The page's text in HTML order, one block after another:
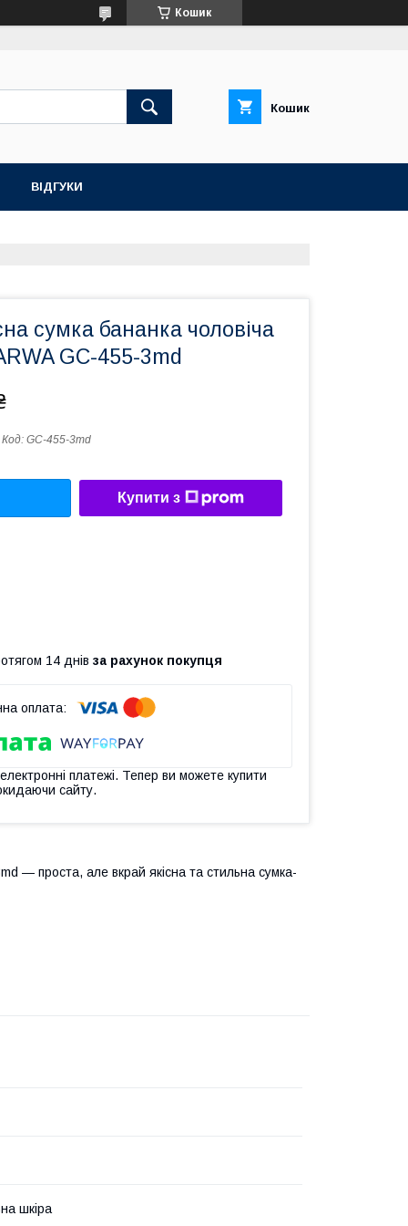
Кошик
Кошик
ВІДГУКИ
сумка бананка чоловіча
GC-455-3md
Код: GC-455-3md
Купити з
14 днів за рахунок покупця
платежі. Тепер ви можете купити
сайту.
— проста, але вкрай якісна та стильна сумка-
шкіра